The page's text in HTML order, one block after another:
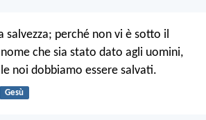
salvezza; perché non vi è sotto il
che sia stato dato agli uomini,
noi dobbiamo essere salvati.
Gesù